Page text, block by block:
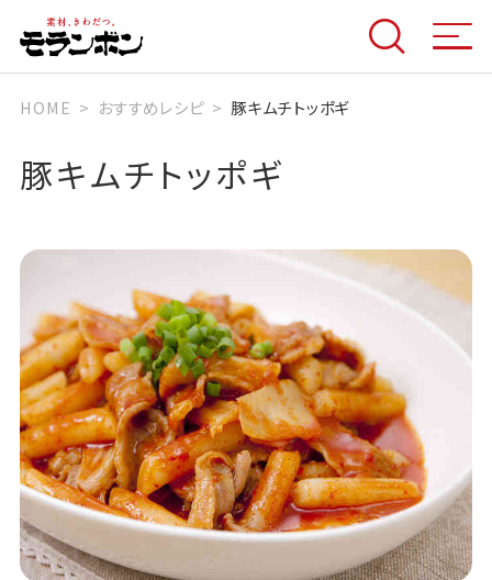
HOME おすすめレシピ 豚キムチトッポギ
豚キムチトッポギ